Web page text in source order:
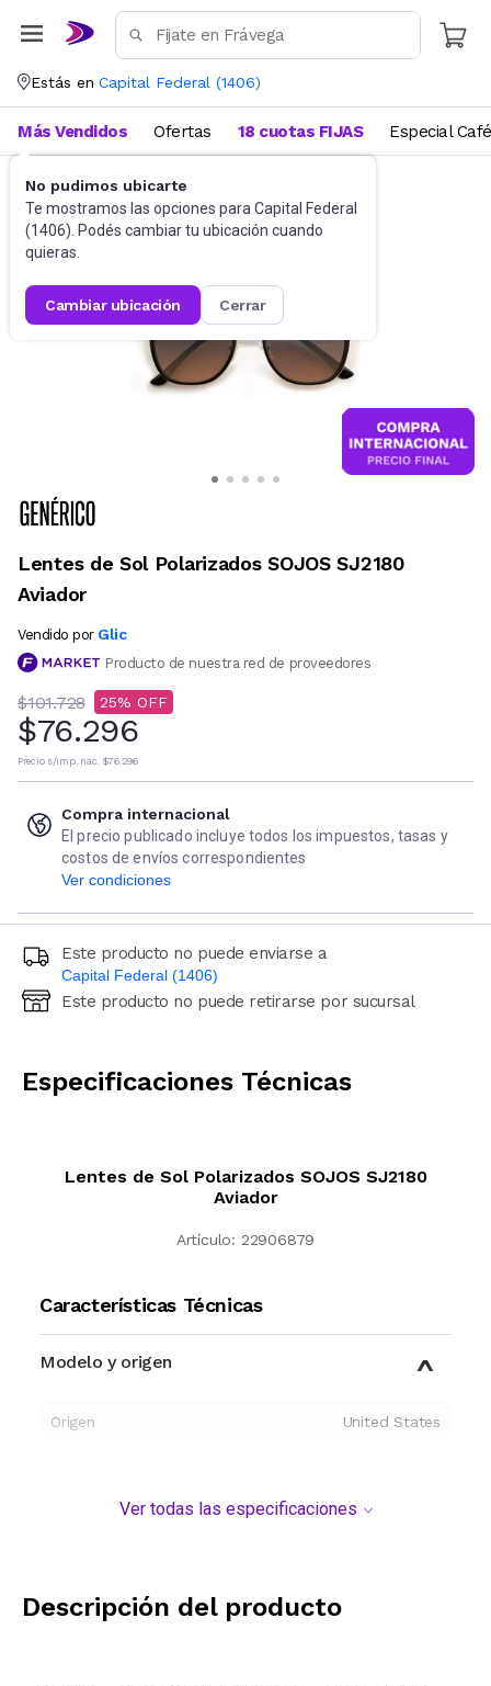
Estás en Capital Federal (1406)
No pudimos ubicarte
Te mostramos las opciones para Capital Federal
(1406). Podés cambiar tu ubicación cuando
quieras.
cambiar ubicación cerrar
Más Vendidos Ofertas 18 cuotas FIJAS Especial Café
Accesorios Anteojos de sol
Lentes de Sol Polarizados SOJOS SJ2180
Aviador
Vendido por Glic
Producto de nuestra red de proveedores
$101.728 25
$76.296
Precio s/imp. nac. $76.296
Compra internacional
El precio publicado incluye todos los impuestos, tasas y
costos de envíos correspondientes
Ver condiciones
Este producto no puede enviarse a
Capital Federal (1406)
Ingresá código postal (sólo números)
Este producto no puede retirarse por sucursal
Especificaciones Técnicas
Lentes de Sol Polarizados SOJOS SJ2180
Aviador
Artículo: 22906879
Características Técnicas
Modelo y origen
Origen United States
Ver todas las especificaciones
Descripción del producto